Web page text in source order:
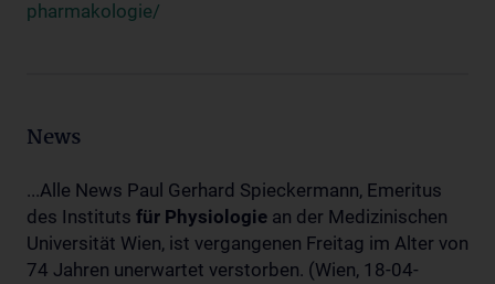
pharmakologie/
News
...Alle News Paul Gerhard Spieckermann, Emeritus
des Instituts für Physiologie an der Medizinischen
Universität Wien, ist vergangenen Freitag im Alter von
74 Jahren unerwartet verstorben. (Wien, 18-04-